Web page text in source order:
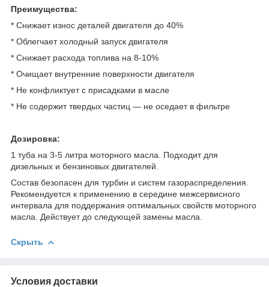
Преимущества:
* Снижает износ деталей двигателя до 40%
* Облегчает холодный запуск двигателя
* Снижает расхода топлива на 8-10%
* Очищает внутренние поверхности двигателя
* Не конфликтует с присадками в масле
* Не содержит твердых частиц — не оседает в фильтре
Дозировка:
1 туба на 3-5 литра моторного масла. Подходит для
дизельных и бензиновых двигателей.
Состав безопасен для турбин и систем газораспределения.
Рекомендуется к применению в середине межсервисного
интервала для поддержания оптимальных свойств моторного
масла. Действует до следующей замены масла.
Скрыть
Условия доставки